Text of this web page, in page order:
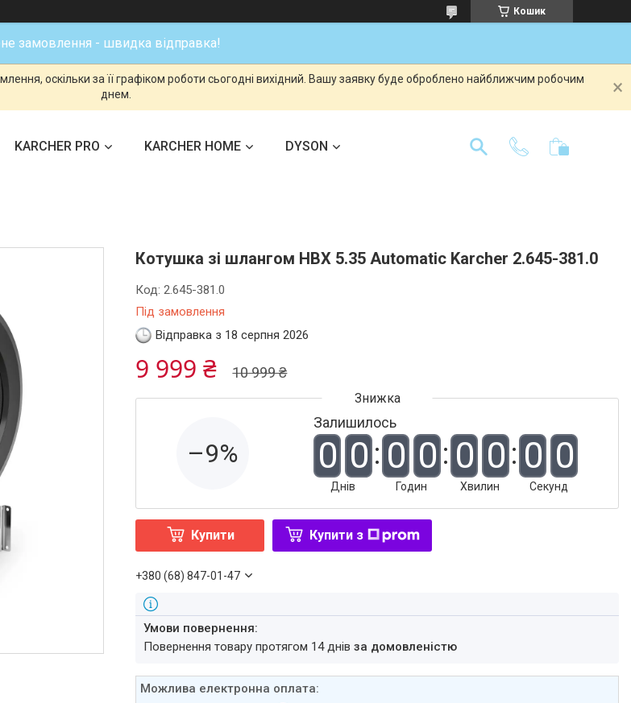
Кошик
замовлення - швидка відправка!
оскільки за її графіком роботи сьогодні вихідний. Вашу заявку буде оброблено найближчим робочим
днем.
KARCHER PRO KARCHER HOME DYSON
Котушка зі шлангом HBX 5.35 Automatic Karcher 2.645-381.0
Під замовлення
Код:2.645-381.0
Відправка з 18 серпня 2026
10 999 ₴
9 999 ₴
–9%
Залишилось
0 0
Днів
0 0
Годин
0 0
Хвилин
0 0
Секунд
Купити Купити з
+380 (68) 847-01-47
повернення товару протягом 14 днівза домовленістю